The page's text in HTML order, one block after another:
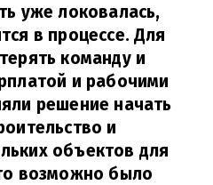
уже локовалась,
в процессе. Для
команду и
и рабочими
решение начать
и
объектов для
возможно было